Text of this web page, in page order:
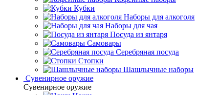
Кубки
Наборы для алкоголя
Наборы для чая
Посуда из янтаря
Самовары
Серебряная посуда
Стопки
Шашлычные наборы
Сувенирное оружие
Сувенирное оружие